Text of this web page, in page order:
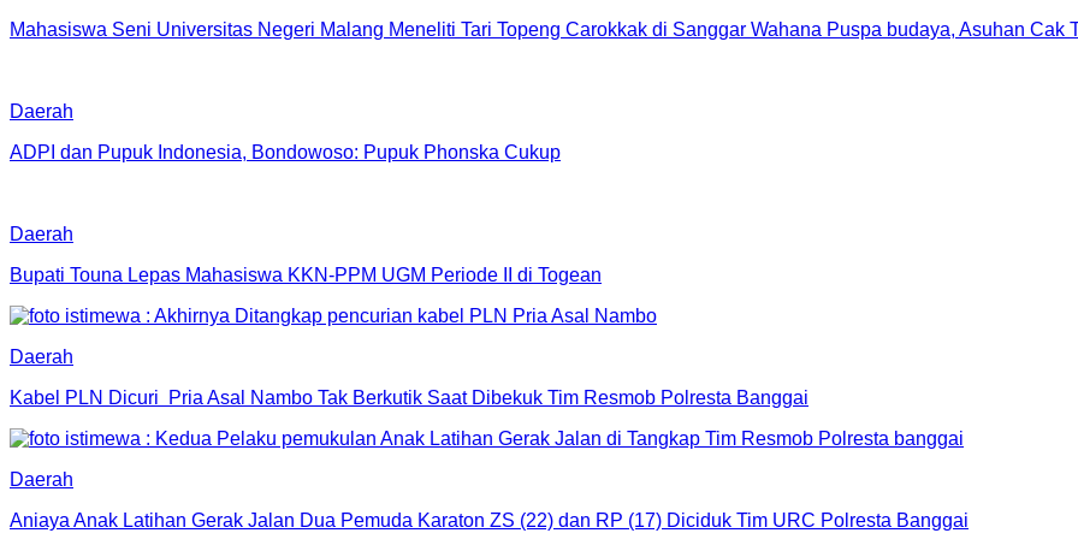
Mahasiswa Seni Universitas Negeri Malang Meneliti Tari Topeng Carokkak di Sanggar Wahana Puspa budaya, Asuhan Cak
Daerah
ADPI dan Pupuk Indonesia, Bondowoso: Pupuk Phonska Cukup
Daerah
Bupati Touna Lepas Mahasiswa KKN-PPM UGM Periode II di Togean
Daerah
Kabel PLN Dicuri Pria Asal Nambo Tak Berkutik Saat Dibekuk Tim Resmob Polresta Banggai
Daerah
Aniaya Anak Latihan Gerak Jalan Dua Pemuda Karaton ZS (22) dan RP (17) Diciduk Tim URC Polresta Banggai